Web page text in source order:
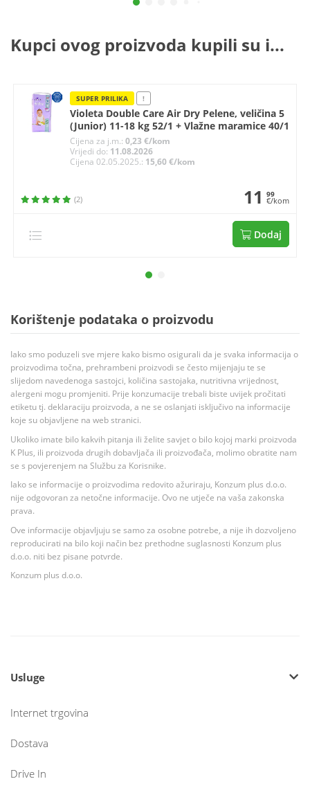
Kupci ovog proizvoda kupili su i...
SUPER PRILIKA !
Violeta Double Care Air Dry Pelene, veličina 5
(Junior) 11-18 kg 52/1 + Vlažne maramice 40/1
Cijena za j.m.: 0,23 €/kom
Vrijedi do: 11.08.2026
Cijena 02.05.2025.: 15,60 €/kom
(2) 11 99
€/kom
Dodaj
Korištenje podataka o proizvodu
Iako smo poduzeli sve mjere kako bismo osigurali da je svaka informacija o
proizvodima točna, prehrambeni proizvodi se često mijenjaju te se
slijedom navedenoga sastojci, količina sastojaka, nutritivna vrijednost,
alergeni mogu promjeniti. Prije konzumacije trebali biste uvijek pročitati
etiketu tj. deklaraciju proizvoda, a ne se oslanjati isključivo na informacije
koje su objavljene na web stranici.
Ukoliko imate bilo kakvih pitanja ili želite savjet o bilo kojoj marki proizvoda
K Plus, ili proizvoda drugih dobavljača ili proizvođača, molimo obratite nam
se s povjerenjem na Službu za Korisnike.
Iako se informacije o proizvodima redovito ažuriraju, Konzum plus d.o.o.
nije odgovoran za netočne informacije. Ovo ne utječe na vaša zakonska
prava.
Ove informacije objavljuju se samo za osobne potrebe, a nije ih dozvoljeno
reproducirati na bilo koji način bez prethodne suglasnosti Konzum plus
d.o.o. niti bez pisane potvrde.
Konzum plus d.o.o.
Usluge
Internet trgovina
Dostava
Drive In